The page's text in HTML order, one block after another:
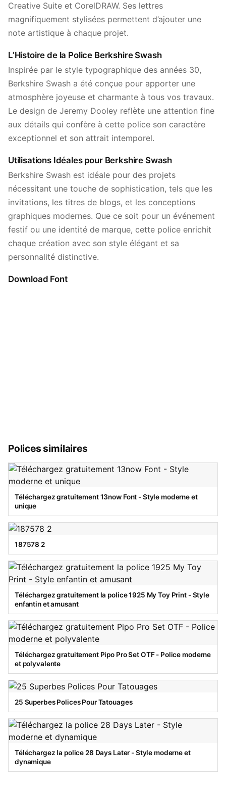
Creative Suite et CorelDRAW. Ses lettres
magnifiquement stylisées permettent d’ajouter une
note artistique à chaque projet.
L’Histoire de la Police Berkshire Swash
Inspirée par le style typographique des années 30,
Berkshire Swash a été conçue pour apporter une
atmosphère joyeuse et charmante à tous vos travaux.
Le design de Jeremy Dooley reflète une attention fine
aux détails qui confère à cette police son caractère
exceptionnel et son attrait intemporel.
Utilisations Idéales pour Berkshire Swash
Berkshire Swash est idéale pour des projets
nécessitant une touche de sophistication, tels que les
invitations, les titres de blogs, et les conceptions
graphiques modernes. Que ce soit pour un événement
festif ou une identité de marque, cette police enrichit
chaque création avec son style élégant et sa
personnalité distinctive.
Download Font
Polices similaires
Téléchargez gratuitement 13now Font - Style moderne et
unique
187578 2
Téléchargez gratuitement la police 1925 My Toy Print - Style
enfantin et amusant
Téléchargez gratuitement Pipo Pro Set OTF - Police moderne
et polyvalente
25 Superbes Polices Pour Tatouages
Téléchargez la police 28 Days Later - Style moderne et
dynamique